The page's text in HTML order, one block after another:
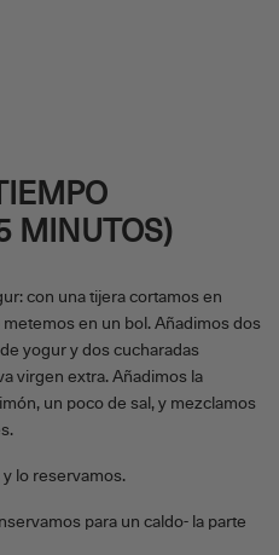
MINUTOS)
con una tijera cortamos en
en un bol. Añadimos dos
yogur y dos cucharadas
virgen extra. Añadimos la
un poco de sal, y mezclamos
y lo reservamos.
para un caldo- la parte